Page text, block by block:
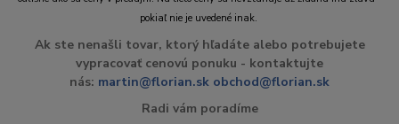
pokiaľ nie je uvedené inak.
Ak ste nenašli tovar, ktorý hľadáte alebo potrebujete
vypracovať cenovú ponuku - kontaktujte
nás: martin@florian.sk obchod@florian.sk
Radi vám poradíme